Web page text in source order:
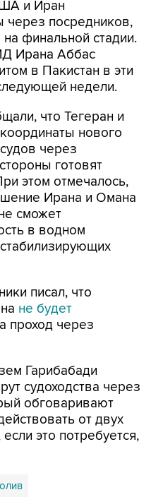
финальной стадии.
Ирана Аббас
в Пакистан в эти
недели.
что Тегеран и
через
готовят
этом отмечалось,
Ирана и Омана
сможет
в водном
писал, что
проход через
Гарибабади
обговаривают
от двух
это потребуется,